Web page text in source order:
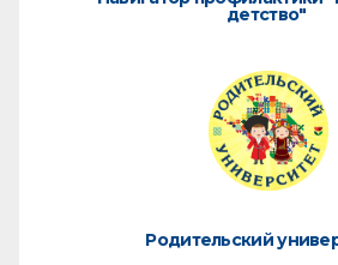
детство"
Родительский